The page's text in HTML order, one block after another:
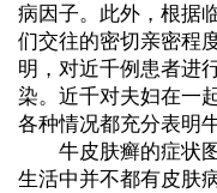
病因子。此外，根据
们交往的密切亲密程
明，对近千例患者进
染。近千对夫妇在一
各种情况都充分表明
牛皮肤癣的症状图
生活中并不都有皮肤